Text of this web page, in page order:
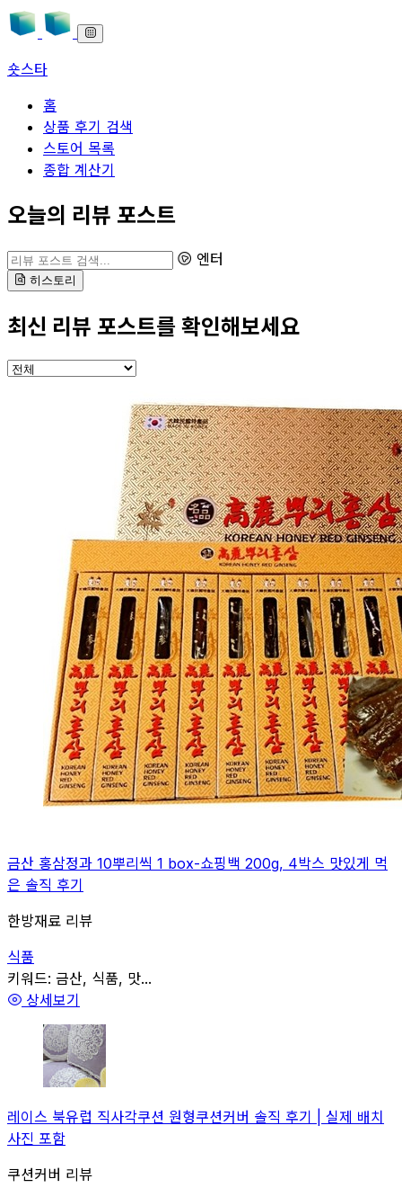
숏스타
홈
상품 후기 검색
스토어 목록
종합 계산기
본문으로 바로가기
오늘의 리뷰 포스트
리뷰 포스트 검색 엔터
히스토리
최신 리뷰 포스트를 확인해보세요
카테고리 선택
금산 홍삼정과 10뿌리씩 1 box-쇼핑백 200g, 4박스 맛있게 먹
은 솔직 후기
한방재료 리뷰
식품
관련
키워드: 금산, 식품, 맛...
상세보기
레이스 북유럽 직사각쿠션 원형쿠션커버 솔직 후기 | 실제 배치
사진 포함
쿠션커버 리뷰